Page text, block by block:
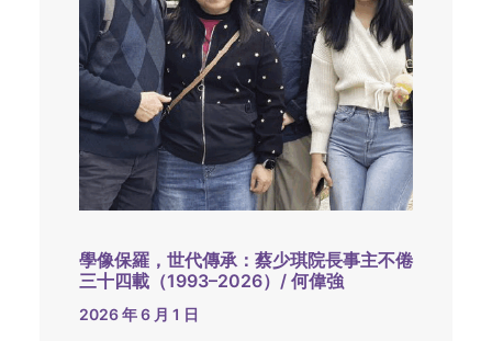
學像保羅，世代傳承：蔡少琪院長事主不倦
三十四載（1993–2026）/ 何偉強
2026 年 6 月 1 日